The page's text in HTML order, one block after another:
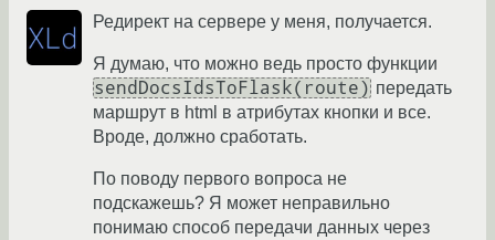
Редирект на сервере у меня, получается.
Я думаю, что можно ведь просто функции
sendDocsIdsToFlask(route) передать
маршрут в html в атрибутах кнопки и все.
Вроде, должно сработать.
По поводу первого вопроса не
подскажешь? Я может неправильно
понимаю способ передачи данных через